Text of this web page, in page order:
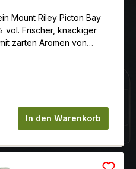
Mount Riley Picton Bay
vol. Frischer, knackiger
zarten Aromen von
Gras und
frischer
Gib den
In den Warenkorb